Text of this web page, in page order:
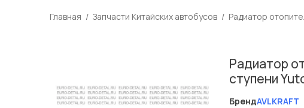
Главная Запчасти Китайских автобусов Радиатор
Радиатор
ступени
БрендAVLKRAFT